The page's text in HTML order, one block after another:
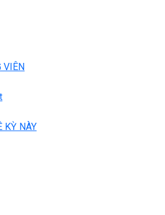
VIÊN
KỲ NÀY